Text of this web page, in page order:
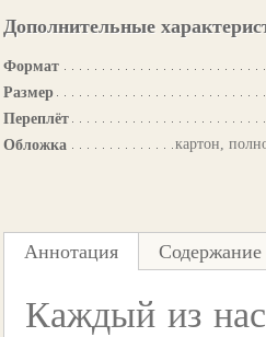
Дополнительные
Формат
Размер
Переплёт
Обложка
картон,
Аннотация Содержание
Каждый из